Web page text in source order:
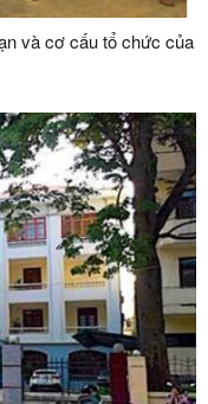
và cơ cấu tổ chức của